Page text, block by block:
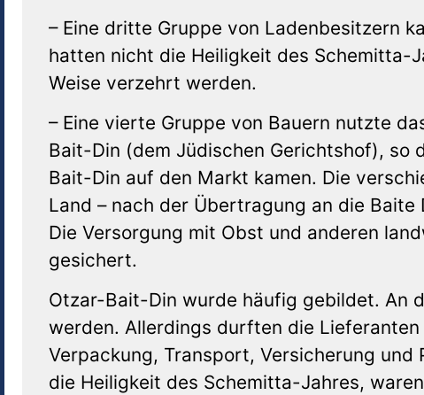
– Eine dritte Gruppe von Ladenbesitzern
hatten nicht die Heiligkeit des Schemitta-
Weise verzehrt werden.
– Eine vierte Gruppe von Bauern nutzte
Bait-Din (dem Jüdischen Gerichtshof), so
Bait-Din auf den Markt kamen. Die
Land – nach der Übertragung an die
Die Versorgung mit Obst und anderen
gesichert.
Otzar-Bait-Din wurde häufig gebildet. An
werden. Allerdings durften die
Verpackung, Transport, Versicherung
die Heiligkeit des Schemitta-Jahres,